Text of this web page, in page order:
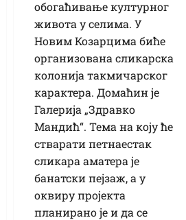
обогаћивање културног
живота у селима. У
Новим Козарцима биће
организована сликарска
колонија такмичарског
карактера. Домаћин је
Галерија „Здравко
Мандић“. Тема на коју ће
стварати петнаестак
сликара аматера је
банатски пејзаж, а у
оквиру пројекта
планирано је и да се